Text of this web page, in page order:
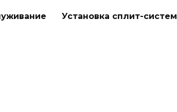
Установка сплит-систем